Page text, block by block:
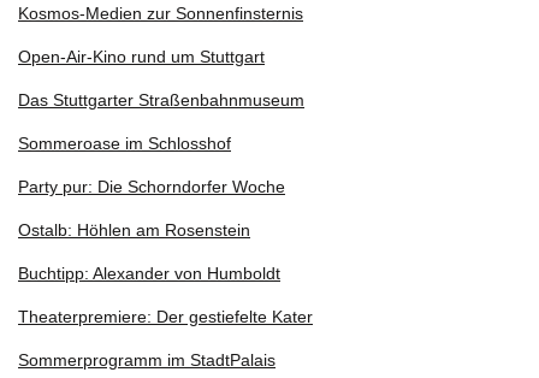
Kosmos-Medien zur Sonnenfinsternis
Open-Air-Kino rund um Stuttgart
Das Stuttgarter Straßenbahnmuseum
Sommeroase im Schlosshof
Party pur: Die Schorndorfer Woche
Ostalb: Höhlen am Rosenstein
Buchtipp: Alexander von Humboldt
Theaterpremiere: Der gestiefelte Kater
Sommerprogramm im StadtPalais